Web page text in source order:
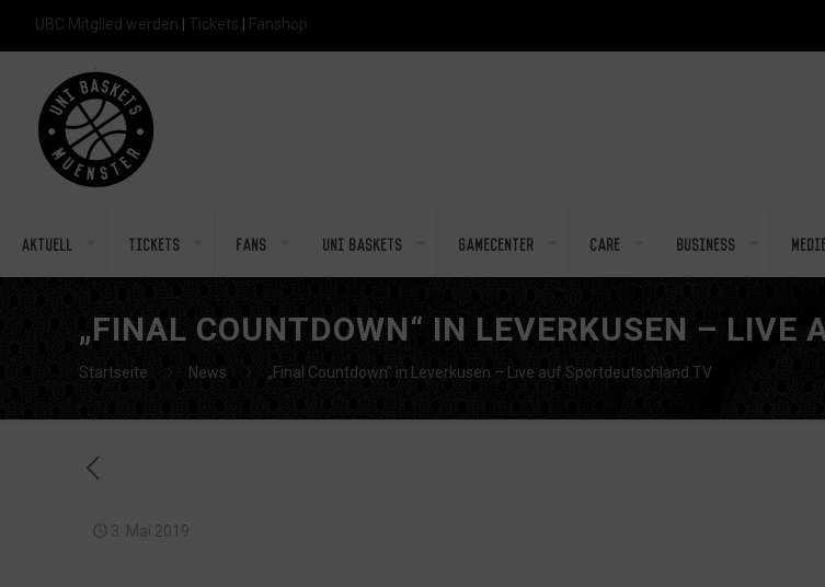
UBC Mitglied werden Tickets Fanshop
Aktuell Tickets Fans Uni Baskets Gamecenter Care Business
„FINAL COUNTDOWN“ IN LEVERKUSEN – LIVE
Startseite News „Final Countdown“ in Leverkusen – Live auf Sportdeutschland.TV
3. Mai 2019